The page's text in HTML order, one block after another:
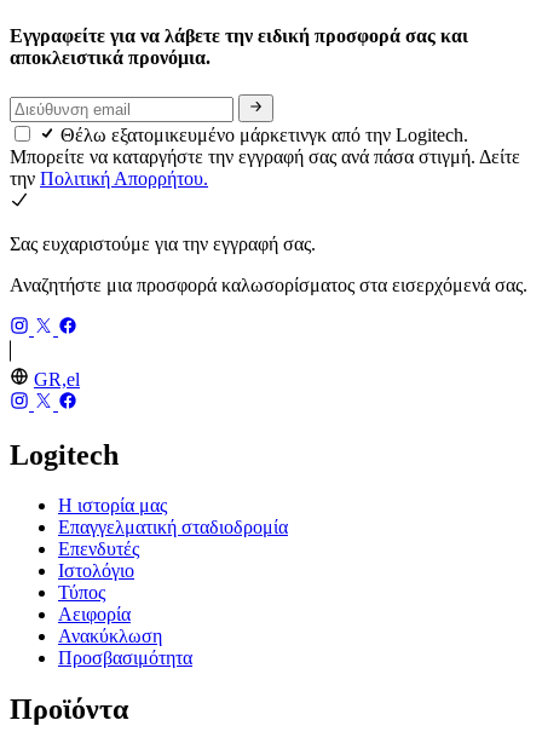
Εγγραφείτε για να λάβετε την ειδική προσφορά σας και
αποκλειστικά προνόμια.
Θέλω εξατομικευμένο μάρκετινγκ από την Logitech.
Μπορείτε να καταργήστε την εγγραφή σας ανά πάσα στιγμή. Δείτε
την Πολιτική Απορρήτου.
Σας ευχαριστούμε για την εγγραφή σας.
Αναζητήστε μια προσφορά καλωσορίσματος στα εισερχόμενά σας.
GR,el
Logitech
Η ιστορία μας
Επαγγελματική σταδιοδρομία
Επενδυτές
Ιστολόγιο
Τύπος
Αειφορία
Ανακύκλωση
Προσβασιμότητα
Προϊόντα